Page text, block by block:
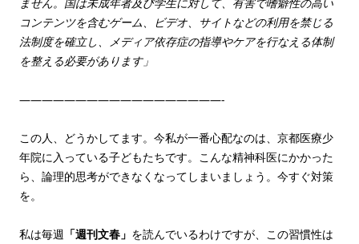
コンテンツを含むゲーム、ビデオ、サイトなどの利用を禁じる
法制度を確立し、メディア依存症の指導やケアを行なえる体制
を整える必要があります」
——————————————————-
この人、どうかしてます。今私が一番心配なのは、京都医療少
年院に入っている子どもたちです。こんな精神科医にかかった
ら、論理的思考ができなくなってしまいましょう。今すぐ対策
を。
私は毎週 「週刊文春」 を読んでいるわけですが、この習慣性は